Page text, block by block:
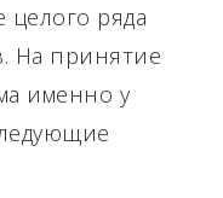
целого ряда
На принятие
именно у